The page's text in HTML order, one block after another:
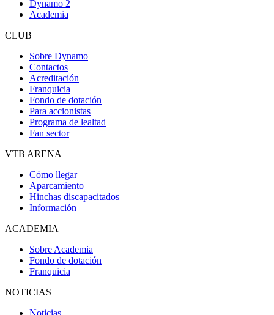
Dynamo 2
Academia
CLUB
Sobre Dynamo
Contactos
Acreditación
Franquicia
Fondo de dotación
Para accionistas
Programa de lealtad
Fan sector
VTB ARENA
Cómo llegar
Aparcamiento
Hinchas discapacitados
Información
ACADEMIA
Sobre Academia
Fondo de dotación
Franquicia
NOTICIAS